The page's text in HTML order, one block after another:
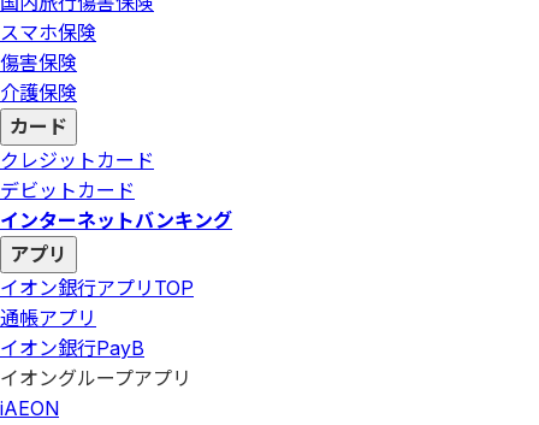
スマホ保険
傷害保険
介護保険
カード
クレジットカード
デビットカード
インターネットバンキング
アプリ
イオン銀行アプリ TOP
通帳アプリ
イオン銀行PayB
イオングループアプリ
iAEON